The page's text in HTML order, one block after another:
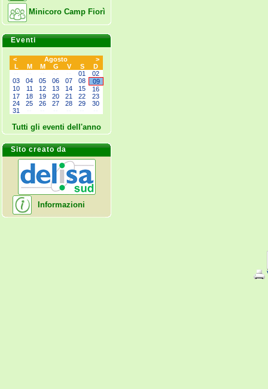
Minicoro Camp Fiorì
Eventi
< Agosto
>
L
M M G V S
D
01
02
03
04 05 06 07 08
09
10
11 12 13 14 15
16
17
18 19 20 21 22
23
24
25 26 27 28 29
30
31
Tutti gli eventi dell'anno
Sito creato da
Informazioni